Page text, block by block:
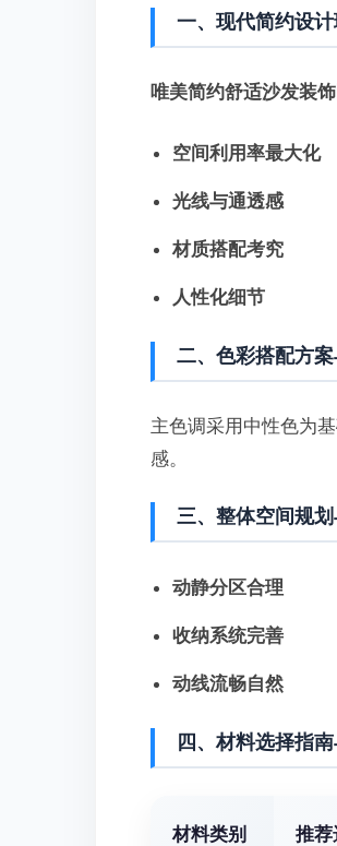
一、现代简约设
唯美简约舒适沙发装饰
空间利用率最大化
光线与通透感
材质搭配考究
人性化细节
二、色彩搭配方
主色调采用中性色为
感。
三、整体空间规
动静分区合理
收纳系统完善
动线流畅自然
四、材料选择指
材料类别 推荐